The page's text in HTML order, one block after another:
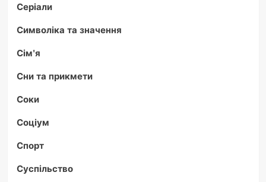
Серіали
Символіка та значення
Сім'я
Сни та прикмети
Соки
Соціум
Спорт
Суспільство